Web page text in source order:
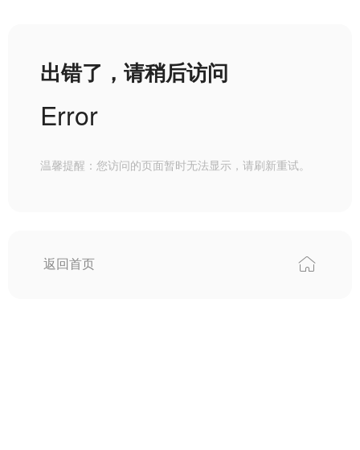
出错了，请稍后访问
Error
温馨提醒：您访问的页面暂时无法显示，请刷新重试。
返回首页